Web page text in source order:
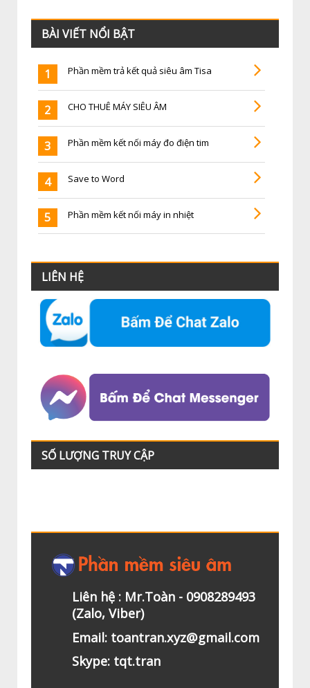
BÀI VIẾT NỔI BẬT
Phần mềm trả kết quả siêu âm Tisa
CHO THUÊ MÁY SIÊU ÂM
Phần mềm kết nối máy đo điện tim
Save to Word
Phần mềm kết nối máy in nhiệt
LIÊN HỆ
SỐ LƯỢNG TRUY CẬP
Liên hệ : Mr.Toàn - 0908289493
(Zalo, Viber)
Email: toantran.xyz@gmail.com
Skype: tqt.tran